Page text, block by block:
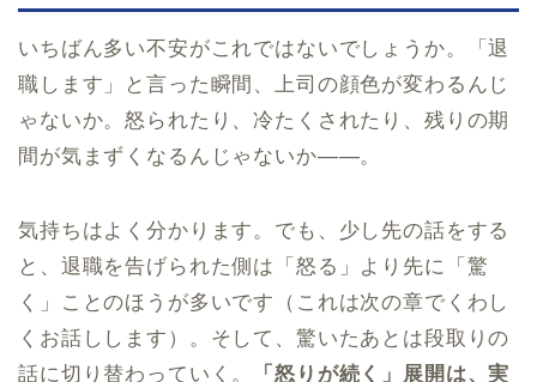
いちばん多い不安がこれではないでしょうか。「退
職します」と言った瞬間、上司の顔色が変わるんじ
ゃないか。怒られたり、冷たくされたり、残りの期
間が気まずくなるんじゃないか——。
気持ちはよく分かります。でも、少し先の話をする
と、退職を告げられた側は「怒る」より先に「驚
く」ことのほうが多いです（これは次の章でくわし
くお話しします）。そして、驚いたあとは段取りの
話に切り替わっていく。
「怒りが続く」展開は、実